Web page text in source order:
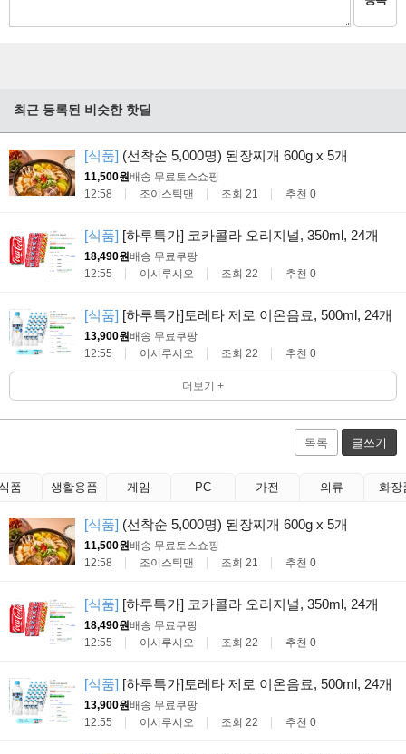
최근 등록된 비슷한 핫딜
[식품] (선착순 5,000명) 된장찌개 600g x 5개
11,500원배송 무료토스쇼핑
12:58
조이스틱맨 조회 21 추천 0
[식품] [하루특가] 코카콜라 오리지널, 350ml, 24개
18,490원배송 무료쿠팡
12:55
이시루시오 조회 22 추천 0
[식품] [하루특가]토레타 제로 이온음료, 500ml, 24개
13,900원배송 무료쿠팡
12:55
이시루시오 조회 22 추천 0
더보기 +
목록 글쓰기
품 생활용품 게임 PC 가전 의류 화장
[식품] (선착순 5,000명) 된장찌개 600g x 5개
11,500원배송 무료토스쇼핑
12:58
조이스틱맨 조회 21 추천 0
[식품] [하루특가] 코카콜라 오리지널, 350ml, 24개
18,490원배송 무료쿠팡
12:55
이시루시오 조회 22 추천 0
[식품] [하루특가]토레타 제로 이온음료, 500ml, 24개
13,900원배송 무료쿠팡
12:55
이시루시오 조회 22 추천 0